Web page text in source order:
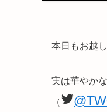
本日もお越
実は華やか
（